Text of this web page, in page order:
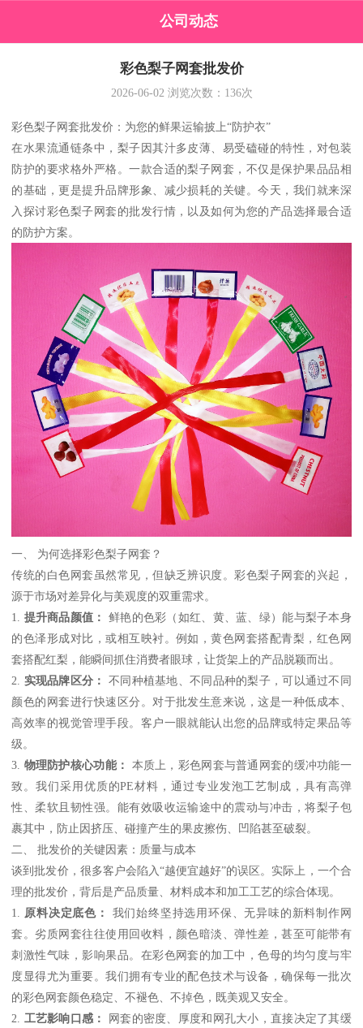
公司动态
彩色梨子网套批发价
2026-06-02 浏览次数： 136次
彩色梨子网套批发价：为您的鲜果运输披上“防护衣”
在水果流通链条中，梨子因其汁多皮薄、易受磕碰的特性，对包装
防护的要求格外严格。一款合适的梨子网套，不仅是保护果品品相
的基础，更是提升品牌形象、减少损耗的关键。今天，我们就来深
入探讨彩色梨子网套的批发行情，以及如何为您的产品选择最合适
的防护方案。
一、 为何选择彩色梨子网套？
传统的白色网套虽然常见，但缺乏辨识度。彩色梨子网套的兴起，
源于市场对差异化与美观度的双重需求。
1. 提升商品颜值：
鲜艳的色彩（如红、黄、蓝、绿）能与梨子本身
的色泽形成对比，或相互映衬。例如，黄色网套搭配青梨，红色网
套搭配红梨，能瞬间抓住消费者眼球，让货架上的产品脱颖而出。
2. 实现品牌区分：
不同种植基地、不同品种的梨子，可以通过不同
颜色的网套进行快速区分。对于批发生意来说，这是一种低成本、
高效率的视觉管理手段。客户一眼就能认出您的品牌或特定果品等
级。
3. 物理防护核心功能：
本质上，彩色网套与普通网套的缓冲功能一
致。我们采用优质的PE材料，通过专业发泡工艺制成，具有高弹
性、柔软且韧性强。能有效吸收运输途中的震动与冲击，将梨子包
裹其中，防止因挤压、碰撞产生的果皮擦伤、凹陷甚至破裂。
二、 批发价的关键因素：质量与成本
谈到批发价，很多客户会陷入“越便宜越好”的误区。实际上，一个合
理的批发价，背后是产品质量、材料成本和加工工艺的综合体现。
1. 原料决定底色：
我们始终坚持选用环保、无异味的新料制作网
套。劣质网套往往使用回收料，颜色暗淡、弹性差，甚至可能带有
刺激性气味，影响果品。在彩色网套的加工中，色母的均匀度与牢
度显得尤为重要。我们拥有专业的配色技术与设备，确保每一批次
的彩色网套颜色稳定、不褪色、不掉色，既美观又安全。
2. 工艺影响口感：
网套的密度、厚度和网孔大小，直接决定了其缓